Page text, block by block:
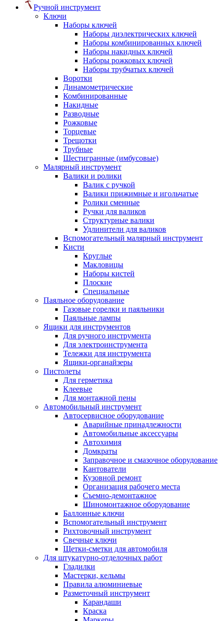
Ручной инструмент
Ключи
Наборы ключей
Наборы диэлектрических ключей
Наборы комбинированных ключей
Наборы накидных ключей
Наборы рожковых ключей
Наборы трубчатых ключей
Воротки
Динамометрические
Комбинированные
Накидные
Разводные
Рожковые
Торцевые
Трещотки
Трубные
Шестигранные (имбусовые)
Малярный инструмент
Валики и ролики
Валик с ручкой
Валики прижимные и игольчатые
Ролики сменные
Ручки для валиков
Структурные валики
Удлинители для валиков
Вспомогательный малярный инструмент
Кисти
Круглые
Макловицы
Наборы кистей
Плоские
Специальные
Паяльное оборудование
Газовые горелки и паяльники
Паяльные лампы
Ящики для инструментов
Для ручного инструмента
Для электроинструмента
Тележки для инструмента
Ящики-органайзеры
Пистолеты
Для герметика
Клеевые
Для монтажной пены
Автомобильный инструмент
Автосервисное оборудование
Аварийные принадлежности
Автомобильные аксессуары
Автохимия
Домкраты
Заправочное и смазочное оборудование
Кантователи
Кузовной ремонт
Организация рабочего места
Съемно-демонтажное
Шиномонтажное оборудование
Баллонные ключи
Вспомогательный инструмент
Рихтовочный инструмент
Свечные ключи
Щетки-сметки для автомобиля
Для штукатурно-отделочных работ
Гладилки
Мастерки, кельмы
Правила алюминиевые
Разметочный инструмент
Карандаши
Краска